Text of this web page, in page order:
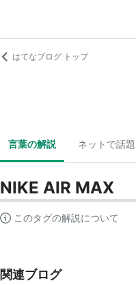
はてなブログ トップ
言葉の解説 ネットで話題
NIKE AIR MAX
このタグの解説について
関連ブログ